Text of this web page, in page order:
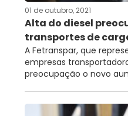
01 de outubro, 2021
Alta do diesel
transportes de
A Fetranspar, que
empresas
preocupação o novo